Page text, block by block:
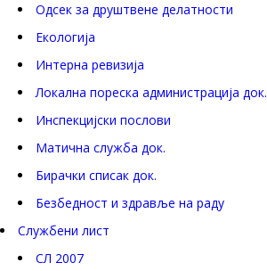
Одсек за друштвене делатности
Eкологија
Интерна ревизија
Локална пореска администрација док.
Инспекцијски послови
Матична служба док.
Бирачки списак док.
Безбедност и здравље на раду
Службени лист
СЛ 2007